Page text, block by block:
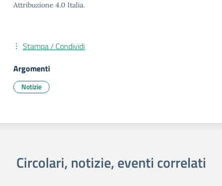
Attribuzione 4.0 Italia.
Stampa / Condividi
Argomenti
Notizie
Circolari, notizie, eventi correlati